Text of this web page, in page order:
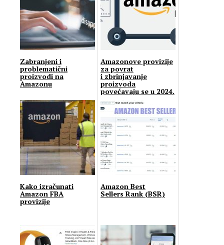
Zabranjeni i
problematični
proizvodi na
Amazonu
Amazonove provizije
za povrat
i zbrinjavanje
proizvoda
povećavaju se u 2024.
Kako izračunati
Amazon FBA
provizije
Amazon Best
Sellers Rank (BSR)